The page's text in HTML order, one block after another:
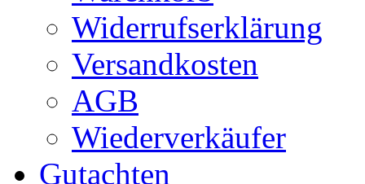
Widerrufserklärung
Versandkosten
AGB
Wiederverkäufer
Gutachten